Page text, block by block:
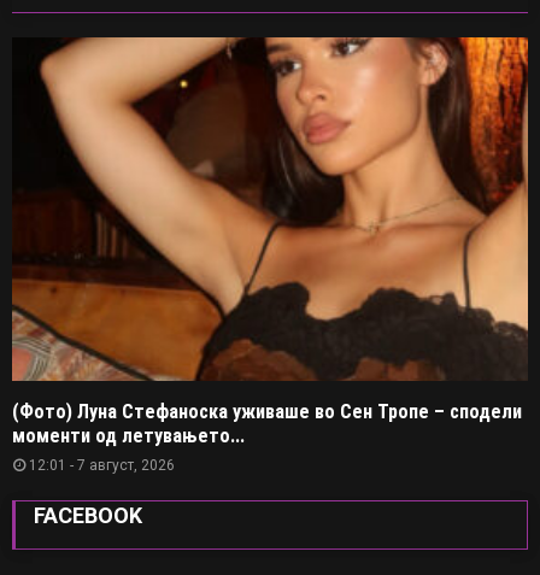
(Фото) Луна Стефаноска уживаше во Сен Тропе – сподели
моменти од летувањето...
12:01 - 7 август, 2026
FACEBOOK